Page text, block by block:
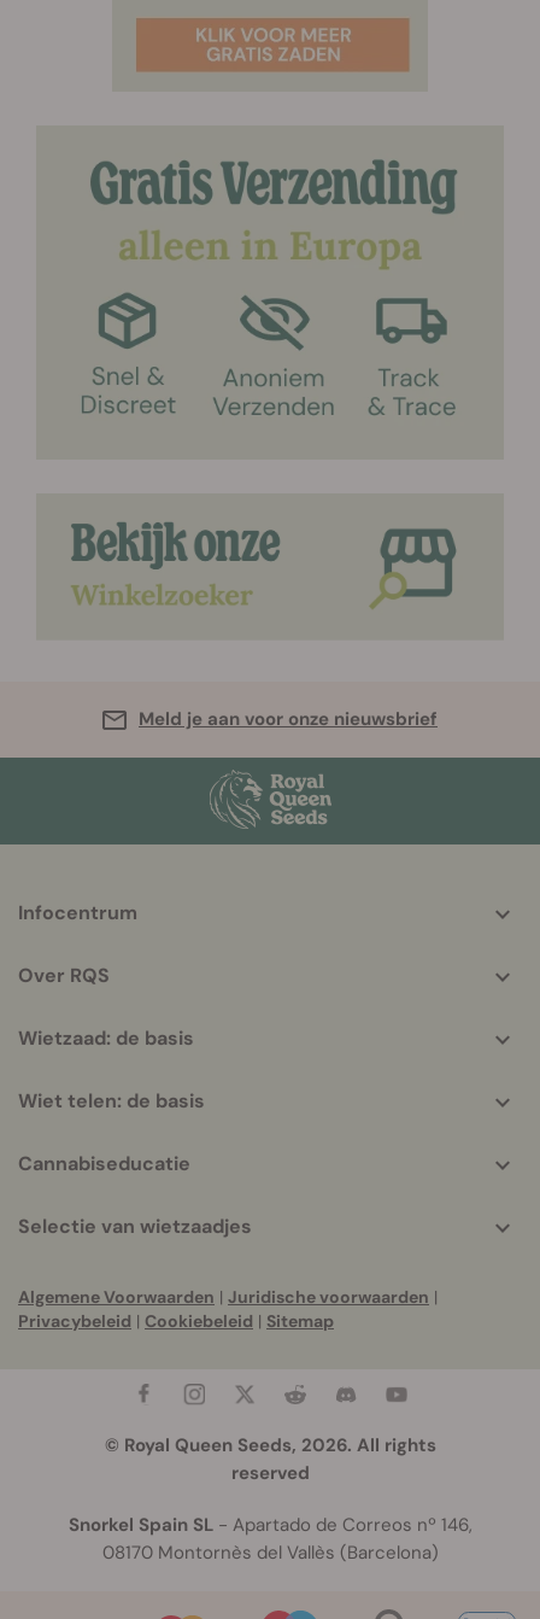
Meld je aan voor onze nieuwsbrief
helpful
Infocentrum
Over RQS
Wietzaad: de basis
Wiet telen: de basis
Cannabiseducatie
Selectie van wietzaadjes
Algemene Voorwaarden | Juridische voorwaarden |
Privacybeleid | Cookiebeleid | Sitemap
© Royal Queen Seeds, 2026. All rights
reserved
Snorkel Spain SL- Apartado de Correos nº 146,
08170 Montornès del Vallès (Barcelona)